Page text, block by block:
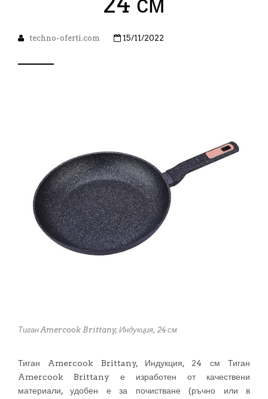
techno-oferti.com 15/11/2022
Тиган Amercook Brittany, Индукция, 24 см
Тиган Amercook Brittany, Индукция, 24 см Тиган
Amercook Brittany е изработен от качествени
материали, удобен е за почистване (ръчно или в